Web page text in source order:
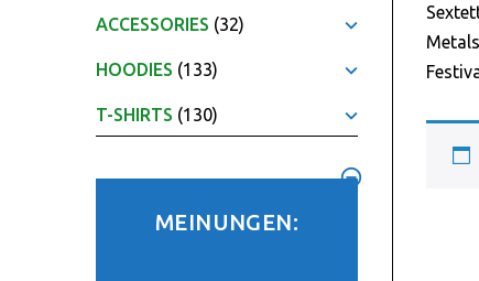
ACCESSORIES (32)
HOODIES (133)
T-SHIRTS (130)
MEINUNGEN: